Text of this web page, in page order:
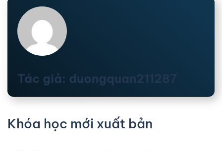
Tác giả: duongquan211287
Khóa học mới xuất bản